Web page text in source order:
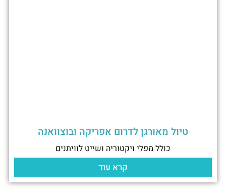
טיול מאורגן לדרום אפריקה ובוצוואנה
כולל מפלי ויקטוריה ושייט לוויתנים
קרא עוד